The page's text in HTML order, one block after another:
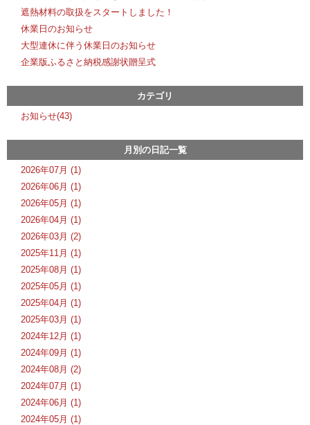
遮熱材料の取扱をスタートしました！
休業日のお知らせ
大型連休に伴う休業日のお知らせ
企業版ふるさと納税感謝状贈呈式
カテゴリ
お知らせ(43)
月別の日記一覧
2026年07月 (1)
2026年06月 (1)
2026年05月 (1)
2026年04月 (1)
2026年03月 (2)
2025年11月 (1)
2025年08月 (1)
2025年05月 (1)
2025年04月 (1)
2025年03月 (1)
2024年12月 (1)
2024年09月 (1)
2024年08月 (2)
2024年07月 (1)
2024年06月 (1)
2024年05月 (1)